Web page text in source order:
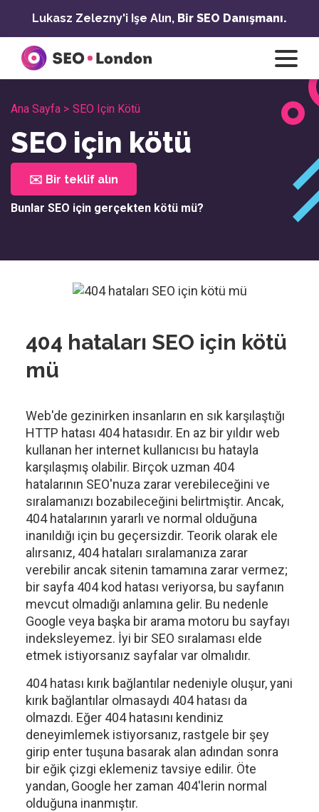
Lukasz Zelezny'i Işe Alın, Bir SEO Danışmanı.
Ana Sayfa > SEO Için Kötü
SEO için kötü
✉️ Bir teklif alın
Bunlar SEO için gerçekten kötü mü?
404 hataları SEO için kötü
mü
Web'de gezinirken insanların en sık karşılaştığı
HTTP hatası 404 hatasıdır. En az bir yıldır web
kullanan her internet kullanıcısı bu hatayla
karşılaşmış olabilir. Birçok uzman 404
hatalarının SEO'nuza zarar verebileceğini ve
sıralamanızı bozabileceğini belirtmiştir. Ancak,
404 hatalarının yararlı ve normal olduğuna
inanıldığı için bu geçersizdir. Teorik olarak ele
alırsanız, 404 hataları sıralamanıza zarar
verebilir ancak sitenin tamamına zarar vermez;
bir sayfa 404 kod hatası veriyorsa, bu sayfanın
mevcut olmadığı anlamına gelir. Bu nedenle
Google veya başka bir arama motoru bu sayfayı
indeksleyemez. İyi bir SEO sıralaması elde
etmek istiyorsanız sayfalar var olmalıdır.
404 hatası kırık bağlantılar nedeniyle oluşur, yani
kırık bağlantılar olmasaydı 404 hatası da
olmazdı. Eğer 404 hatasını kendiniz
deneyimlemek istiyorsanız, rastgele bir şey
girip enter tuşuna basarak alan adından sonra
bir eğik çizgi eklemeniz tavsiye edilir. Öte
yandan, Google her zaman 404'lerin normal
olduğuna inanmıştır.